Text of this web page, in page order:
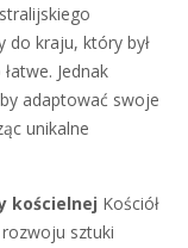
do kraju, który był
Jednak
adaptować swoje
unikalne
kościelnej Kościół
sztuki